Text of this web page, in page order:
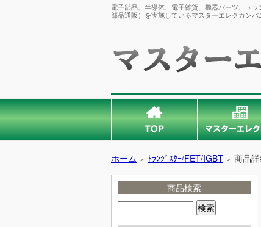
電子部品、半導体、電子雑貨、機器パーツ、ト
部品通販）を実施しているマスターエレクカン
ホーム ＞ ﾄﾗﾝｼﾞｽﾀｰ/FET/IGBT ＞ 商品
商品検索